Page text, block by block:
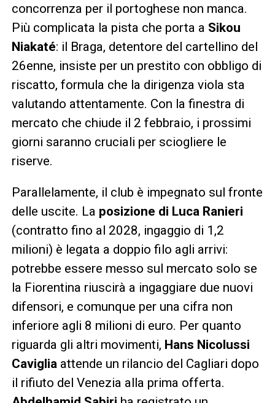
concorrenza per il portoghese non manca.
Più complicata la pista che porta a Sikou
Niakaté: il Braga, detentore del cartellino del
26enne, insiste per un prestito con obbligo di
riscatto, formula che la dirigenza viola sta
valutando attentamente. Con la finestra di
mercato che chiude il 2 febbraio, i prossimi
giorni saranno cruciali per sciogliere le
riserve.
Parallelamente, il club è impegnato sul fronte
delle uscite. La posizione di Luca Ranieri
(contratto fino al 2028, ingaggio di 1,2
milioni) è legata a doppio filo agli arrivi:
potrebbe essere messo sul mercato solo se
la Fiorentina riuscirà a ingaggiare due nuovi
difensori, e comunque per una cifra non
inferiore agli 8 milioni di euro. Per quanto
riguarda gli altri movimenti, Hans Nicolussi
Caviglia attende un rilancio del Cagliari dopo
il rifiuto del Venezia alla prima offerta.